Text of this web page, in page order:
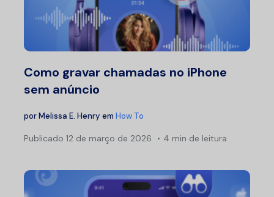
Como gravar chamadas no iPhone
sem anúncio
porMelissa E. Henry em How To
Publicado 12 de março de 2026 4 min de leitura